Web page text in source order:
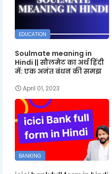
EDUCATION
Soulmate meaning in
Hindi || सौलमेट का अर्थ हिंदी
में: एक अनंत बंधन की समझ
April 01, 2023
BANKING